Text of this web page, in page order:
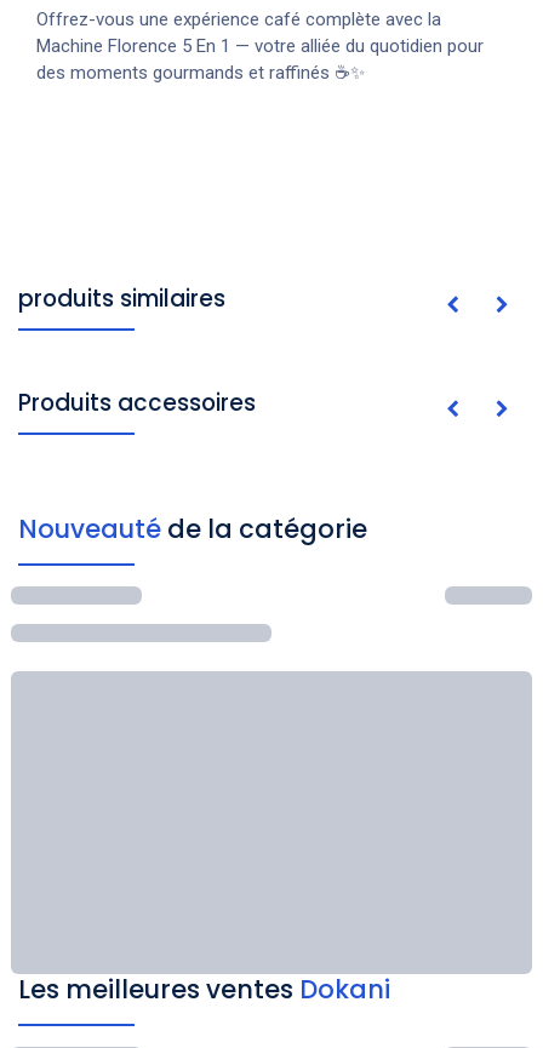
Offrez-vous une expérience café complète avec la
Machine Florence 5 En 1 — votre alliée du quotidien pour
des moments gourmands et raffinés ☕✨
produits similaires
Produits accessoires
Nouveauté de la catégorie
Les meilleures ventes Dokani